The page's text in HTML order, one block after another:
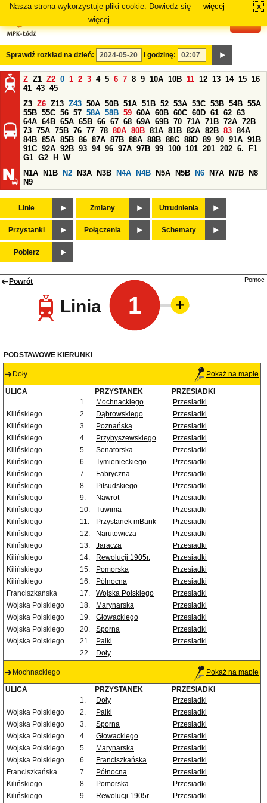
Nasza strona wykorzystuje pliki cookie. Dowiedz się
więcej.
więcej x
Sprawdź rozkład na dzień: i godzinę:
Z Z1 Z2 0 1 2 3 4 5 6 7 8 9 10A 10B 11 12 13 14 15 16
41 43 45
Z3 Z6 Z13 Z43 50A 50B 51A 51B 52 53A 53C 53B 54B 55A
55B 55C 56 57 58A 58B 59 60A 60B 60C 60D 61 62 63
64A 64B 65A 65B 66 67 68 69A 69B 70 71A 71B 72A 72B
73 75A 75B 76 77 78 80A 80B 81A 81B 82A 82B 83 84A
84B 85A 85B 86 87A 87B 88A 88B 88C 88D 89 90 91A 91B
91C 92A 92B 93 94 96 97A 97B 99 100 101 201 202 6.
F1
G1 G2 H
W
N1A
N1B N2 N3A N3B N4A N4B N5A N5B N6 N7A N7B
N8
N9
Linie Zmiany Utrudnienia
Przystanki Połączenia Schematy
Pobierz
Powrót
Linia 1
Pomoc
PODSTAWOWE KIERUNKI
Doły Pokaż na mapie
ULICA PRZYSTANEK
PRZESIADKI
1.
Mochnackiego
Przesiadki
Kilińskiego
2. Dąbrowskiego
Przesiadki
Kilińskiego
3. Poznańska
Przesiadki
Kilińskiego
4. Przybyszewskiego
Przesiadki
Kilińskiego
5. Senatorska
Przesiadki
Kilińskiego
6. Tymienieckiego
Przesiadki
Kilińskiego
7. Fabryczna
Przesiadki
Kilińskiego
8. Piłsudskiego
Przesiadki
Kilińskiego
9. Nawrot
Przesiadki
Kilińskiego
10. Tuwima
Przesiadki
Kilińskiego
11. Przystanek mBank
Przesiadki
Kilińskiego
12. Narutowicza
Przesiadki
Kilińskiego
13. Jaracza
Przesiadki
Kilińskiego
14. Rewolucji 1905r.
Przesiadki
Kilińskiego
15. Pomorska
Przesiadki
Kilińskiego
16. Północna
Przesiadki
Franciszkańska
17. Wojska Polskiego
Przesiadki
Wojska Polskiego
18. Marynarska
Przesiadki
Wojska Polskiego
19. Głowackiego
Przesiadki
Wojska Polskiego
20. Sporna
Przesiadki
Wojska Polskiego
21. Palki
Przesiadki
22.
Doły
Mochnackiego Pokaż na mapie
ULICA PRZYSTANEK
PRZESIADKI
1.
Doły
Przesiadki
Wojska Polskiego
2. Palki
Przesiadki
Wojska Polskiego
3. Sporna
Przesiadki
Wojska Polskiego
4. Głowackiego
Przesiadki
Wojska Polskiego
5. Marynarska
Przesiadki
Wojska Polskiego
6. Franciszkańska
Przesiadki
Franciszkańska
7. Północna
Przesiadki
Kilińskiego
8. Pomorska
Przesiadki
Kilińskiego
9. Rewolucji 1905r. Przesiadki